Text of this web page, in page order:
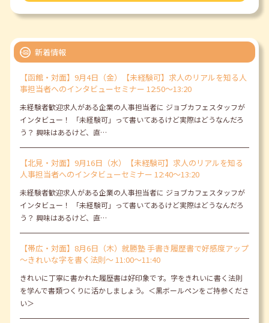
新着情報
【函館・対面】9月4日（金）【未経験可】求人のリアルを知る人
事担当者へのインタビューセミナー 12:50～13:20
未経験者歓迎求人がある企業の人事担当者に ジョブカフェスタッフが
インタビュー！ 「未経験可」って書いてあるけど実際はどうなんだろ
う？ 興味はあるけど、直…
【北見・対面】9月16日（水）【未経験可】求人のリアルを知る
人事担当者へのインタビューセミナー 12:40～13:20
未経験者歓迎求人がある企業の人事担当者に ジョブカフェスタッフが
インタビュー！ 「未経験可」って書いてあるけど実際はどうなんだろ
う？ 興味はあるけど、直…
【帯広・対面】8月6日（木）就勝塾 手書き履歴書で好感度アップ
～きれいな字を書く法則～ 11:00～11:40
きれいに丁寧に書かれた履歴書は好印象です。字をきれいに書く法則
を学んで書類つくりに活かしましょう。＜黒ボールペンをご持参くださ
い＞